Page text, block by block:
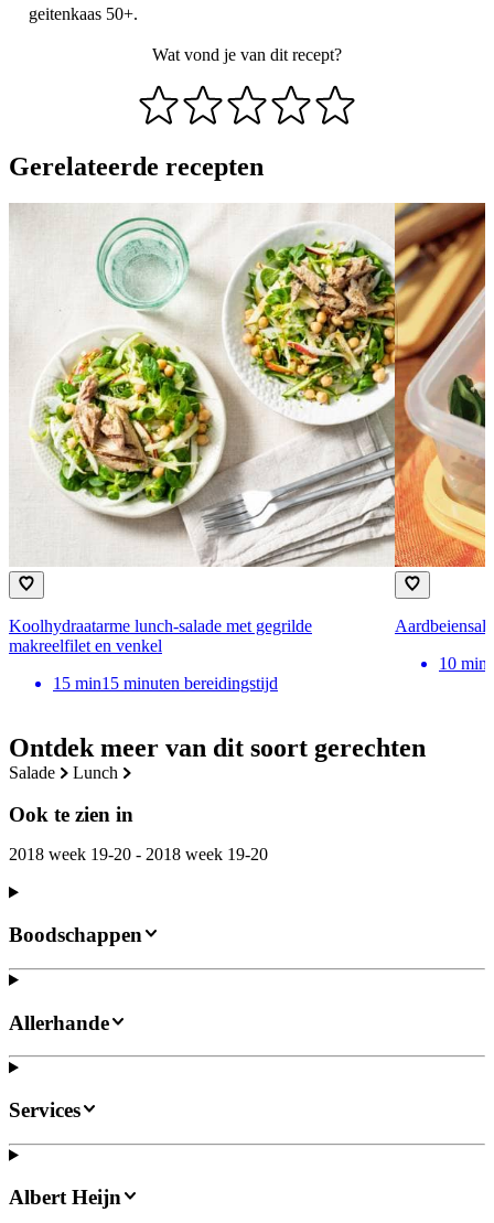
Ontdek meer van dit soort gerechten
salade lunch
Ook te zien in
2018 week 19-20 - 2018 week 19-20
geitenkaas 50+.
Wat vond je van dit recept?
Gerelateerde recepten
Koolhydraatarme lunch-salade met gegrilde
makreelfilet en venkel
15 min15 minuten bereidingstijd
10 min
Boodschappen
Allerhande
Services
Albert Heijn